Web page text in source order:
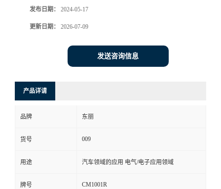
式
在
线
发布日期： 2024-05-17
更新日期： 2026-07-09
发送咨询信息
产品详请
品牌 东丽
货号 009
用途 汽车领域的应用 电气/电子应用领域
牌号 CM1001R